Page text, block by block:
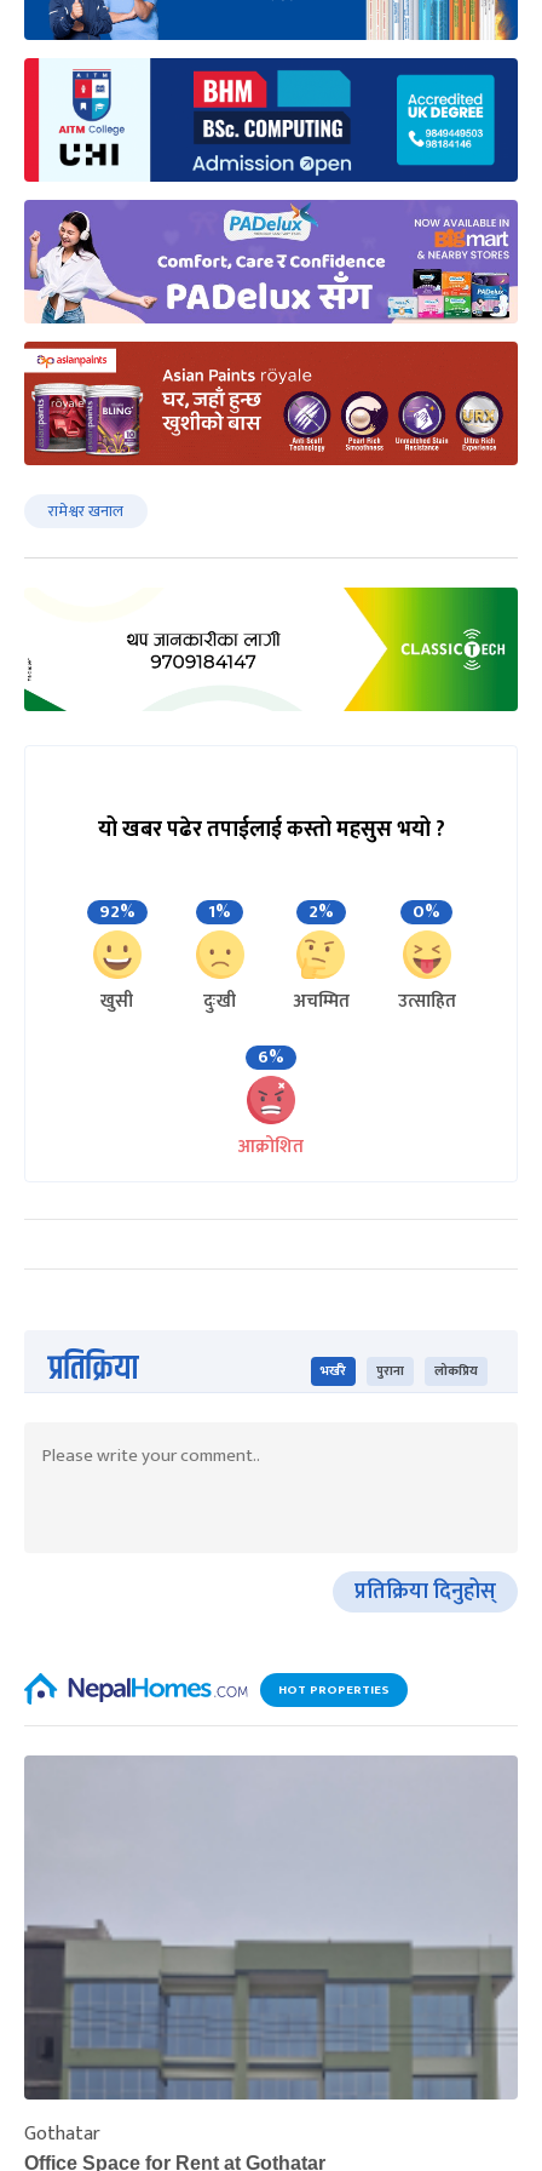
रामेश्वर खनाल
यो खबर पढेर तपाईलाई कस्तो महसुस भयो ?
92%
खुसी
1%
दुःखी
2%
अचम्मित
0%
उत्साहित
6%
आक्रोशित
प्रतिक्रिया भर्खरै पुराना लोकप्रिय
प्रतिक्रिया दिनुहोस्
HOT PROPERTIES
Gothatar
Office Space for Rent at Gothatar